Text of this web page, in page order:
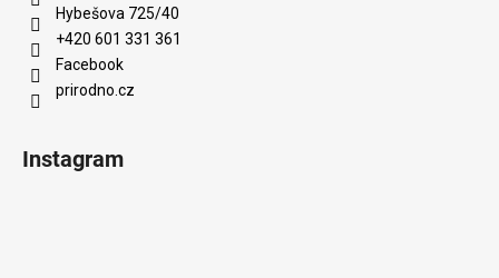
Hybešova 725/40
+420 601 331 361
Facebook
prirodno.cz
Instagram